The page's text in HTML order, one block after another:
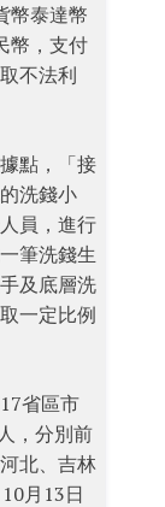
幣泰達幣
幣，支付
不法利
點，「接
洗錢小
員，進行
筆洗錢生
及底層洗
一定比例
省區市
，分別前
北、吉林
月13日